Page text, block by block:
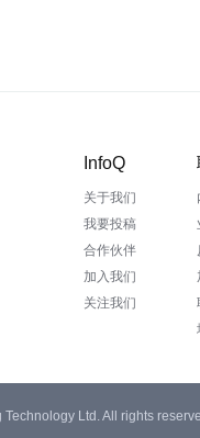
InfoQ
关于我们
我要投稿
合作伙伴
加入我们
关注我们
Ltd. All rights